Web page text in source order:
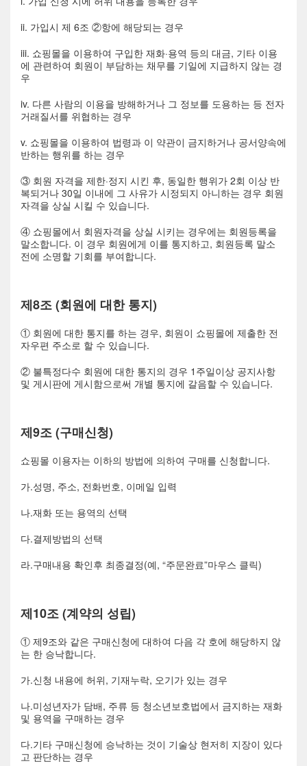
ii. 가입시 제 6조 ②항에 해당되는 경우
iii. 쇼핑몰을 이용하여 구입한 재화·용역 등의 대금, 기타 이용
에 관련하여 회원이 부담하는 채무를 기일에 지급하지 않는 경
우
iv. 다른 사람의 이용을 방해하거나 그 정보를 도용하는 등 전자
거래질서를 위협하는 경우
v. 쇼핑몰을 이용하여 법령과 이 약관이 금지하거나 공서양속에
반하는 행위를 하는 경우
③ 회원 자격을 제한·정지 시킨 후, 동일한 행위가 2회 이상 반
복되거나 30일 이내에 그 사유가 시정되지 아니하는 경우 회원
자격을 상실 시킬 수 있습니다.
④ 쇼핑몰에서 회원자격을 상실 시키는 경우에는 회원등록을
말소합니다. 이 경우 회원에게 이를 통지하고, 회원등록 말소
전에 소명할 기회를 부여합니다.
제8조 (회원에 대한 통지)
① 회원에 대한 통지를 하는 경우, 회원이 쇼핑몰에 제출한 전
자우편 주소로 할 수 있습니다.
② 불특정다수 회원에 대한 통지의 경우 1주일이상 공지사항
및 게시판에 게시함으로써 개별 통지에 갈음할 수 있습니다.
제9조 (구매신청)
쇼핑몰 이용자는 이하의 방법에 의하여 구매를 신청합니다.
가.성명, 주소, 전화번호, 이메일 입력
나.재화 또는 용역의 선택
다.결제방법의 선택
라.구매내용 확인후 최종결정(예, “주문완료”마우스 클릭)
제10조 (계약의 성립)
① 제9조와 같은 구매신청에 대하여 다음 각 호에 해당하지 않
는 한 승낙합니다.
가.신청 내용에 허위, 기재누락, 오기가 있는 경우
나.미성년자가 담배, 주류 등 청소년보호법에서 금지하는 재화
및 용역을 구매하는 경우
다.기타 구매신청에 승낙하는 것이 기술상 현저히 지장이 있다
고 판단하는 경우